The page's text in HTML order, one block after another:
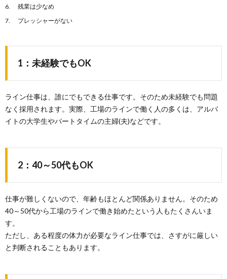
残業は少なめ
プレッシャーがない
1：未経験でもOK
ライン仕事は、誰にでもできる仕事です。そのため未経験でも問題
なく採用されます。実際、工場のラインで働く人の多くは、アルバ
イトの大学生やパートタイムの主婦(夫)などです。
2：40～50代もOK
仕事が難しくないので、年齢もほとんど関係ありません。そのため
40～50代から工場のラインで働き始めたという人もたくさんいま
す。
ただし、ある程度の体力が必要なライン仕事では、さすがに厳しい
と判断されることもあります。